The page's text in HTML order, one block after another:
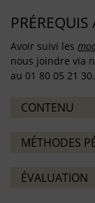
Avoir suivi les
nous joindre via
au 01 80 05 21 30.
CONTENU
MÉTHODES
ÉVALUATION